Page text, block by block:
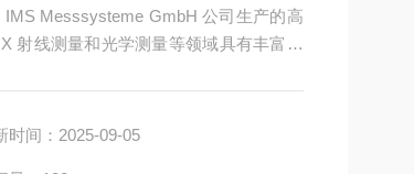
射线测量和光学测量等领域具有丰富的
时间：2025-09-05